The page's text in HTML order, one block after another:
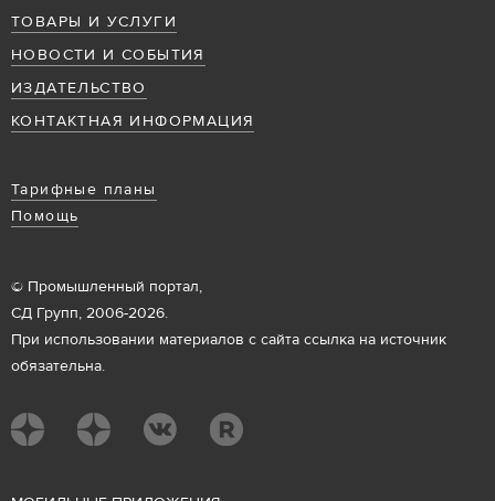
ТОВАРЫ И УСЛУГИ
НОВОСТИ И СОБЫТИЯ
ИЗДАТЕЛЬСТВО
КОНТАКТНАЯ ИНФОРМАЦИЯ
Тарифные планы
Помощь
© Промышленный портал,
СД Групп, 2006-2026.
При использовании материалов с сайта ссылка на источник
обязательна.